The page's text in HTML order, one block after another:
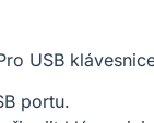
USB
portu.